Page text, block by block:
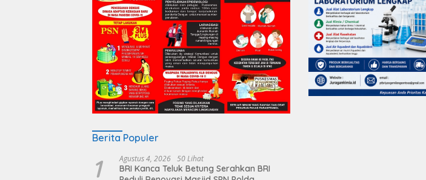
Berita Populer
1 Agustus 4, 2026 50 Lihat
BRI Kanca Teluk Betung Serahkan BRI